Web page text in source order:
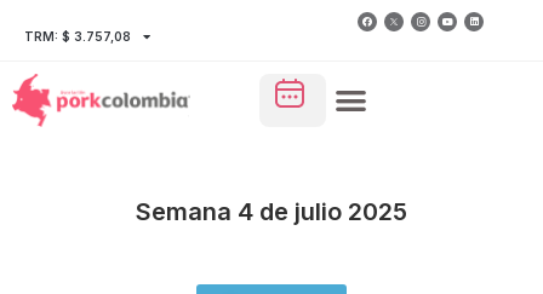
TRM: $ 3.757,08
Semana 4 de julio 2025